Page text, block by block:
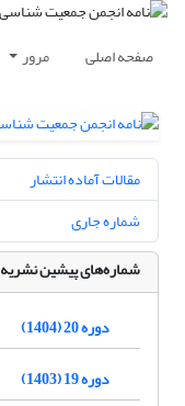
صفحه اصلی مرور
مقالات آماده انتشار
شماره جاری
شماره‌های پیشین نشریه
دوره 20 (1404)
دوره 19 (1403)